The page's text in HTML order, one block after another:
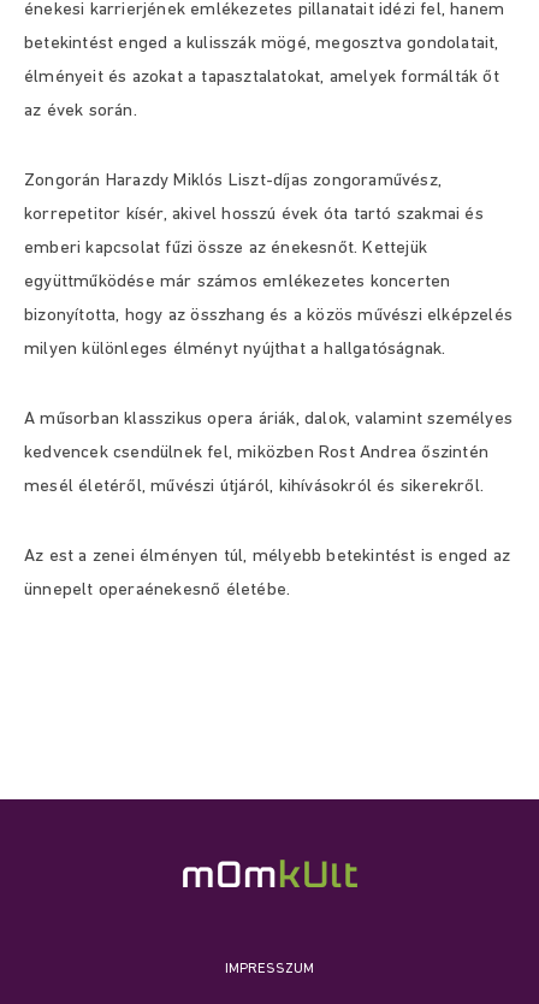
énekesi karrierjének emlékezetes pillanatait idézi fel, hanem
betekintést enged a kulisszák mögé, megosztva gondolatait,
élményeit és azokat a tapasztalatokat, amelyek formálták őt
az évek során.
Zongorán Harazdy Miklós Liszt-díjas zongoraművész,
korrepetitor kísér, akivel hosszú évek óta tartó szakmai és
emberi kapcsolat fűzi össze az énekesnőt. Kettejük
együttműködése már számos emlékezetes koncerten
bizonyította, hogy az összhang és a közös művészi elképzelés
milyen különleges élményt nyújthat a hallgatóságnak.
A műsorban klasszikus opera áriák, dalok, valamint személyes
kedvencek csendülnek fel, miközben Rost Andrea őszintén
mesél életéről, művészi útjáról, kihívásokról és sikerekről.
Az est a zenei élményen túl, mélyebb betekintést is enged az
ünnepelt operaénekesnő életébe.
IMPRESSZUM